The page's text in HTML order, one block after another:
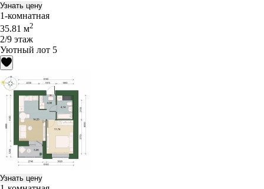
Узнать цену
1-комнатная
35.81 м2
2/9 этаж
Уютный лот 5
Узнать цену